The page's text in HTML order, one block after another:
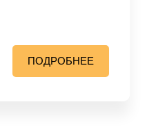
ПОДРОБНЕЕ